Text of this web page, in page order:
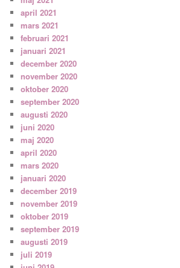
april 2021
mars 2021
februari 2021
januari 2021
december 2020
november 2020
oktober 2020
september 2020
augusti 2020
juni 2020
maj 2020
april 2020
mars 2020
januari 2020
december 2019
november 2019
oktober 2019
september 2019
augusti 2019
juli 2019